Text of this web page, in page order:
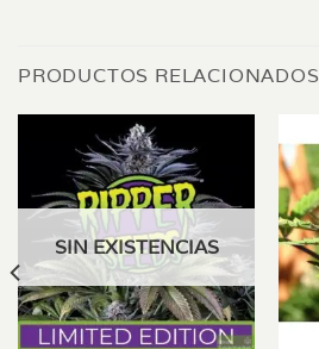
PRODUCTOS RELACIONADOS
SIN EXISTENCIAS